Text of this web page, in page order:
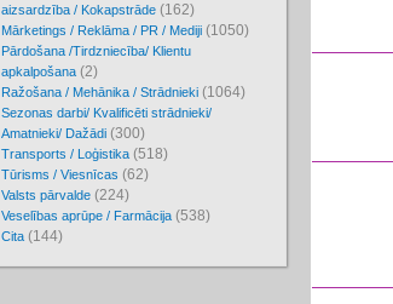
aizsardzība / Kokapstrāde (162)
Mārketings / Reklāma / PR / Mediji (1050)
Pārdošana /Tirdzniecība/ Klientu
apkalpošana (2)
Ražošana / Mehānika / Strādnieki (1064)
Sezonas darbi/ Kvalificēti strādnieki/
Amatnieki/ Dažādi (300)
Transports / Loģistika (518)
Tūrisms / Viesnīcas (62)
Valsts pārvalde (224)
Veselības aprūpe / Farmācija (538)
Cita (144)